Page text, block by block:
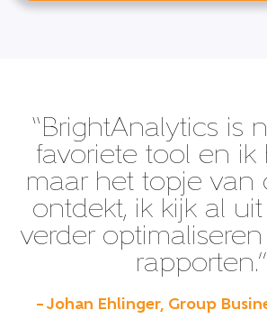
“BrightAnalytics is
favoriete tool en ik
maar het topje van
ontdekt, ik kijk al
verder
rapporten.”
– Johan Ehlinger, Group